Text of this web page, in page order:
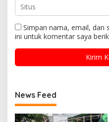
Simpan nama, email, dan
ini untuk komentar saya
News Feed